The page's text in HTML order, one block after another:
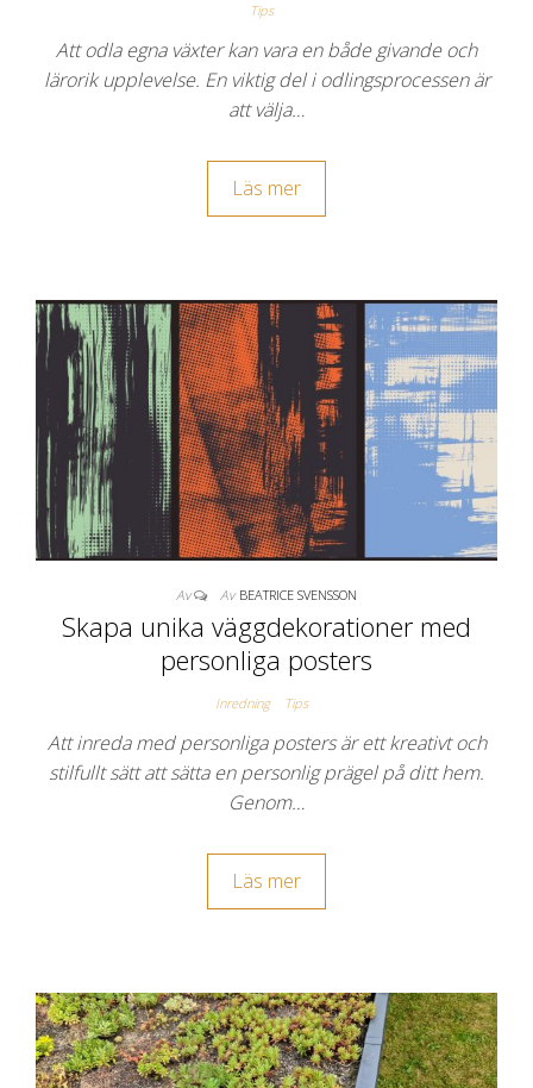
Tips
Att odla egna växter kan vara en både givande och
lärorik upplevelse. En viktig del i odlingsprocessen är
att välja…
Läs mer
Av Av BEATRICE SVENSSON
Skapa unika väggdekorationer med
personliga posters
Inredning Tips
Att inreda med personliga posters är ett kreativt och
stilfullt sätt att sätta en personlig prägel på ditt hem.
Genom…
Läs mer